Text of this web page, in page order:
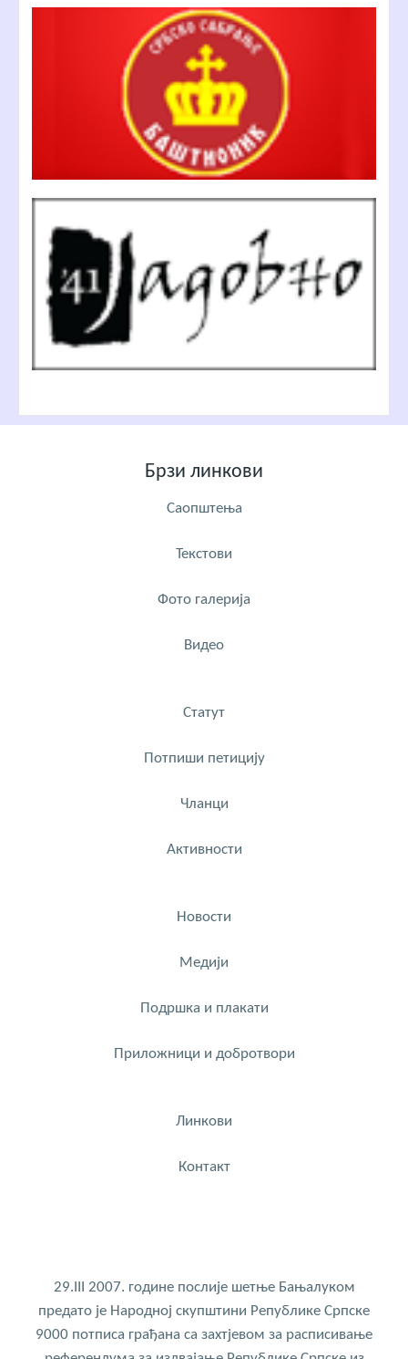
Брзи линкови
Саопштења
Текстови
Фото галерија
Видео
Статут
Потпиши петицију
Чланци
Активности
Новости
Медији
Подршка и плакати
Приложници и добротвори
Линкови
Контакт
29.III 2007. године послије шетње Бањалуком
предато је Народној скупштини Републике Српске
9000 потписа грађана са захтјевом за расписивање